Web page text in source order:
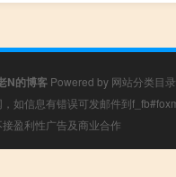
N的博客 Powered by 网站分类目录
如信息有错误可发邮件到
盈利性广告及商业合作